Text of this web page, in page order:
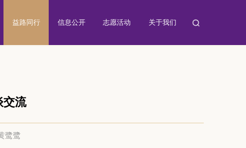
益路同行 信息公开 志愿活动 关于我们
交流
鹭鹭